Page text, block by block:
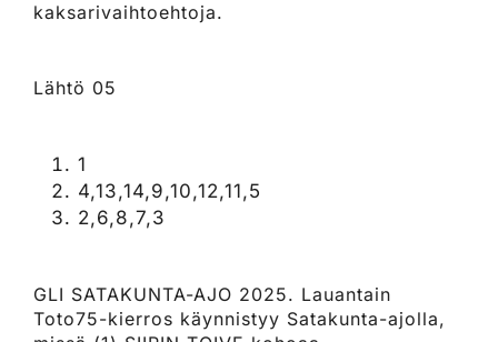
kaksarivaihtoehtoja.
Lähtö 05
1
4,13,14,9,10,12,11,5
2,6,8,7,3
GLI SATAKUNTA-AJO 2025. Lauantain
Toto75-kierros käynnistyy Satakunta-ajolla,